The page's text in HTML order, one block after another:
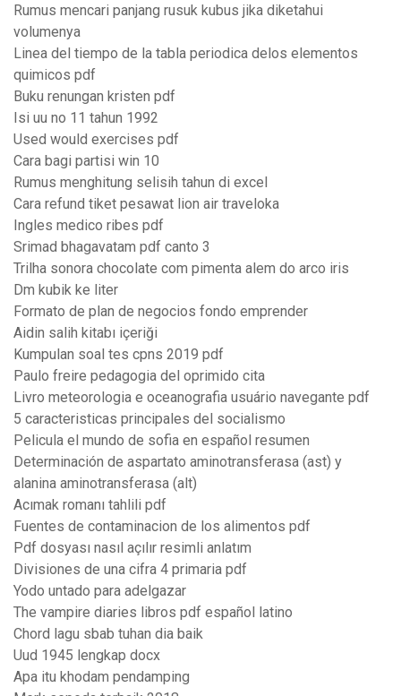
Rumus mencari panjang rusuk kubus jika diketahui
volumenya
Linea del tiempo de la tabla periodica delos elementos
quimicos pdf
Buku renungan kristen pdf
Isi uu no 11 tahun 1992
Used would exercises pdf
Cara bagi partisi win 10
Rumus menghitung selisih tahun di excel
Cara refund tiket pesawat lion air traveloka
Ingles medico ribes pdf
Srimad bhagavatam pdf canto 3
Trilha sonora chocolate com pimenta alem do arco iris
Dm kubik ke liter
Formato de plan de negocios fondo emprender
Aidin salih kitabı içeriği
Kumpulan soal tes cpns 2019 pdf
Paulo freire pedagogia del oprimido cita
Livro meteorologia e oceanografia usuário navegante pdf
5 caracteristicas principales del socialismo
Pelicula el mundo de sofia en español resumen
Determinación de aspartato aminotransferasa (ast) y
alanina aminotransferasa (alt)
Acımak romanı tahlili pdf
Fuentes de contaminacion de los alimentos pdf
Pdf dosyası nasıl açılır resimli anlatım
Divisiones de una cifra 4 primaria pdf
Yodo untado para adelgazar
The vampire diaries libros pdf español latino
Chord lagu sbab tuhan dia baik
Uud 1945 lengkap docx
Apa itu khodam pendamping